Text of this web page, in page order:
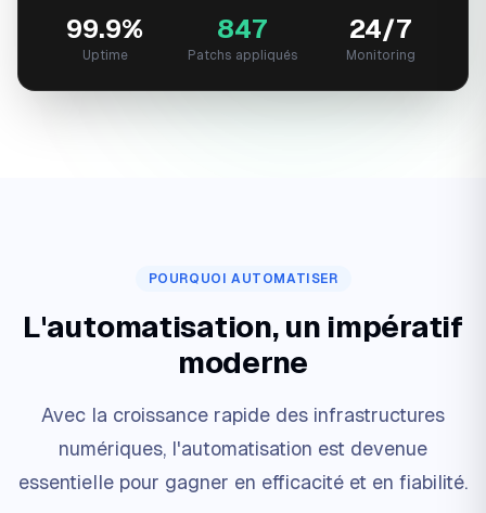
99.9%
Uptime
847
Patchs appliqués
24/7
Monitoring
POURQUOI AUTOMATISER
L'automatisation, un impératif
moderne
Avec la croissance rapide des infrastructures
numériques, l'automatisation est devenue
essentielle pour gagner en efficacité et en fiabilité.